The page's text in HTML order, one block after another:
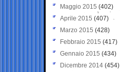
Maggio 2015 (402)
Aprile 2015 (407)
Marzo 2015 (428)
Febbraio 2015 (417)
Gennaio 2015 (434)
Dicembre 2014 (454)